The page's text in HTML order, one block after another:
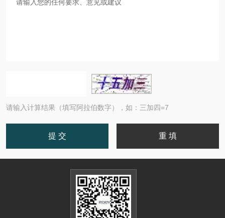
请输入计算结果（填写阿拉伯数字），如：三加四=7